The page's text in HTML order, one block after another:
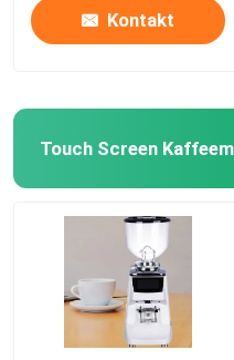
Kontakt
Touch Screen